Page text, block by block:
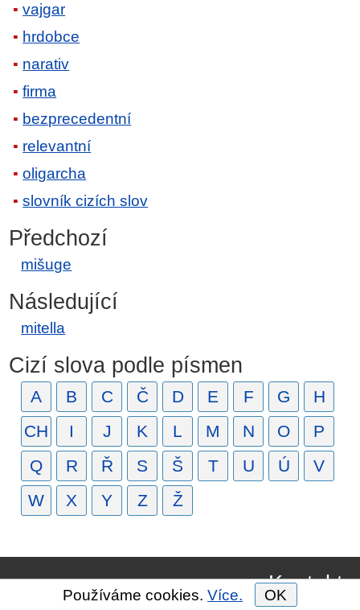
vajgar
hrdobce
narativ
firma
bezprecedentní
relevantní
oligarcha
slovník cizích slov
Předchozí
mišuge
Následující
mitella
Cizí slova podle písmen
A B C Č D E F G
H
CH
I J K L M N O
P
Q
R Ř S Š T U Ú
V
W
X Y Z Ž
Kontakt
Používáme cookies. Více. OK